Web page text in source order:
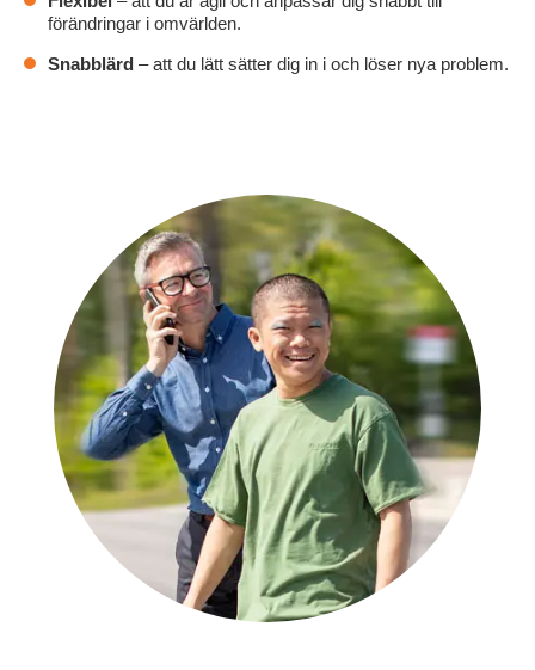
förändringar i omvärlden.
Snabblärd – att du lätt sätter dig in i och löser nya problem.